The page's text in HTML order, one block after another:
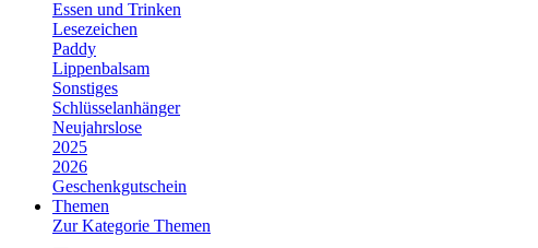
Essen und Trinken
Lesezeichen
Paddy
Lippenbalsam
Sonstiges
Schlüsselanhänger
Neujahrslose
2025
2026
Geschenkgutschein
Themen
Zur Kategorie Themen